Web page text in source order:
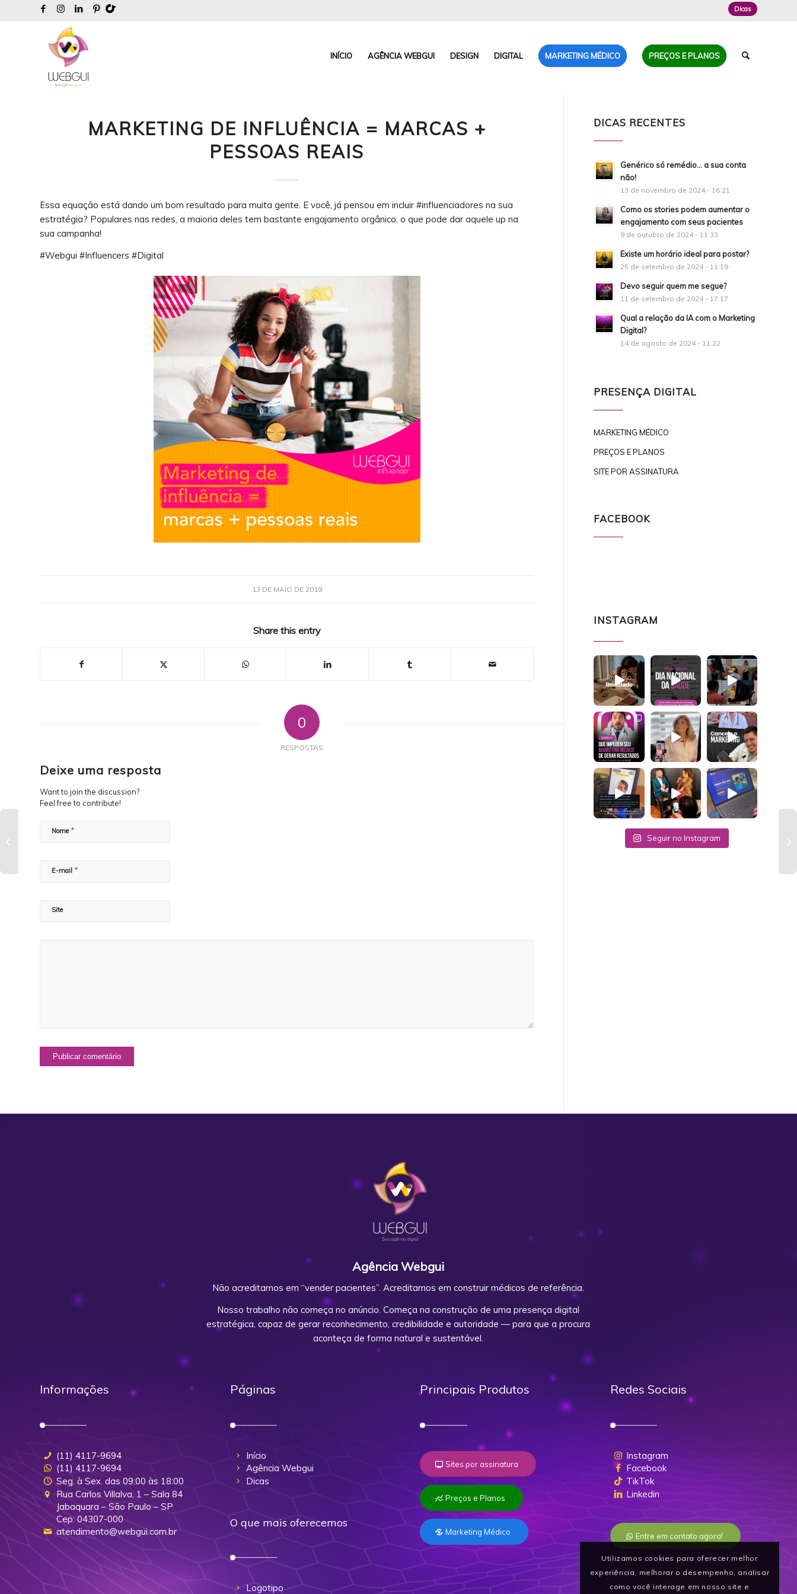
Dicas
INÍCIO AGÊNCIA WEBGUI DESIGN DIGITAL MARKETING MÉDICO PREÇOS E PLANOS
MARKETING DE INFLUÊNCIA = MARCAS +
PESSOAS REAIS
Essa equação está dando um bom resultado para muita gente. E você, já pensou em incluir #influenciadores na sua
estratégia? Populares nas redes, a maioria deles tem bastante engajamento orgânico, o que pode dar aquele up na
sua campanha!
#Webgui #Influencers #Digital
13 DE MAIO DE 2019
Share this entry
0
RESPOSTAS
Deixe uma resposta
Want to join the discussion?
Feel free to contribute!
Nome *
E-mail *
Site
DICAS RECENTES
Genérico só remédio… a sua conta
não!
13 de novembro de 2024 - 16:21
Como os stories podem aumentar o
engajamento com seus pacientes
9 de outubro de 2024 - 11:33
Existe um horário ideal para postar?
25 de setembro de 2024 - 11:19
Devo seguir quem me segue?
11 de setembro de 2024 - 17:17
Qual a relação da IA com o Marketing
Digital?
14 de agosto de 2024 - 11:22
PRESENÇA DIGITAL
MARKETING MÉDICO
PREÇOS E PLANOS
SITE POR ASSINATURA
FACEBOOK
INSTAGRAM
Seguir no Instagram
Agência Webgui
Não acreditamos em “vender pacientes”. Acreditamos em construir médicos de referência.
Nosso trabalho não começa no anúncio. Começa na construção de uma presença digital
estratégica, capaz de gerar reconhecimento, credibilidade e autoridade — para que a procura
aconteça de forma natural e sustentável.
Informações
(11) 4117-9694
(11) 4117-9694
Seg. à Sex. das 09:00 às 18:00
Rua Carlos Villalva, 1 – Sala 84
Jabaquara – São Paulo – SP
Cep: 04307-000
atendimento@webgui.com.br
Páginas
Início
Agência Webgui
Dicas
O que mais oferecemos
Logotipo
Principais Produtos
Sites por assinatura
Preços e Planos
Marketing Médico
Redes Sociais
Instagram
Facebook
TikTok
Linkedin
Entre em contato agora!
TOP 6 MÃES
Utilizamos cookies para oferecer melhor
experiência, melhorar o desempenho, analisar
como você interage em nosso site e